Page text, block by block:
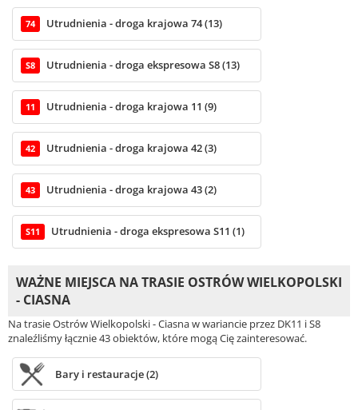
74 Utrudnienia - droga krajowa 74 (13)
S8 Utrudnienia - droga ekspresowa S8 (13)
11 Utrudnienia - droga krajowa 11 (9)
42 Utrudnienia - droga krajowa 42 (3)
43 Utrudnienia - droga krajowa 43 (2)
S11 Utrudnienia - droga ekspresowa S11 (1)
WAŻNE MIEJSCA NA TRASIE OSTRÓW WIELKOPOLSKI
- CIASNA
Na trasie Ostrów Wielkopolski - Ciasna w wariancie przez DK11 i S8
znaleźliśmy łącznie 43 obiektów, które mogą Cię zainteresować.
Bary i restauracje (2)